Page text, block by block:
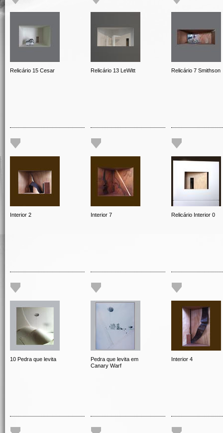
Relicário 15 Cesar Relicário 13 LeWitt Relicário 7 Smithson
Interior 2 Interior 7 Relicário Interior 0
10 Pedra que levita
Pedra que levita em
Canary Warf
Interior 4